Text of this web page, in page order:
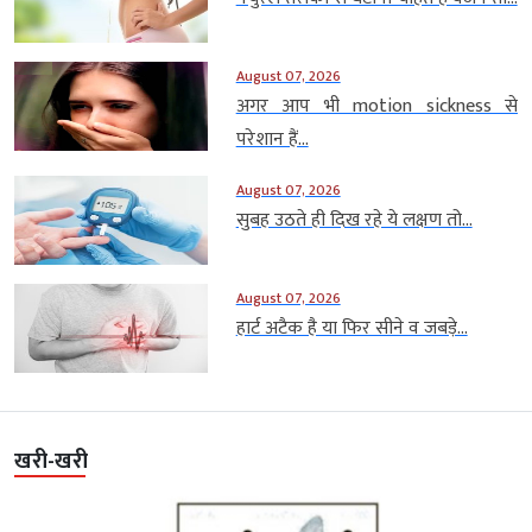
August 07, 2026
अगर आप भी motion sickness से
परेशान हैं...
August 07, 2026
सुबह उठते ही दिख रहे ये लक्षण तो...
August 07, 2026
हार्ट अटैक है या फिर सीने व जबड़े...
खरी-खरी